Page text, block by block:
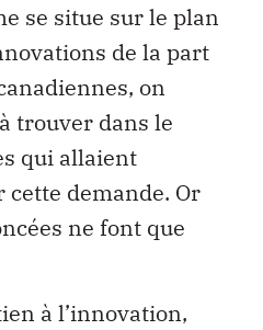
se situe sur le plan
de la part
on
trouver dans le
qui allaient
demande. Or
ne font que
à l’innovation,